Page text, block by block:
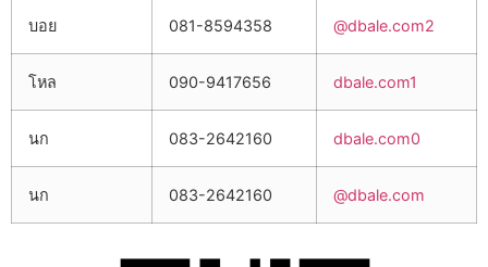
บอย 081-8594358 @dbale.com2
โหล 090-9417656 dbale.com1
นก 083-2642160 dbale.com0
นก 083-2642160 @dbale.com